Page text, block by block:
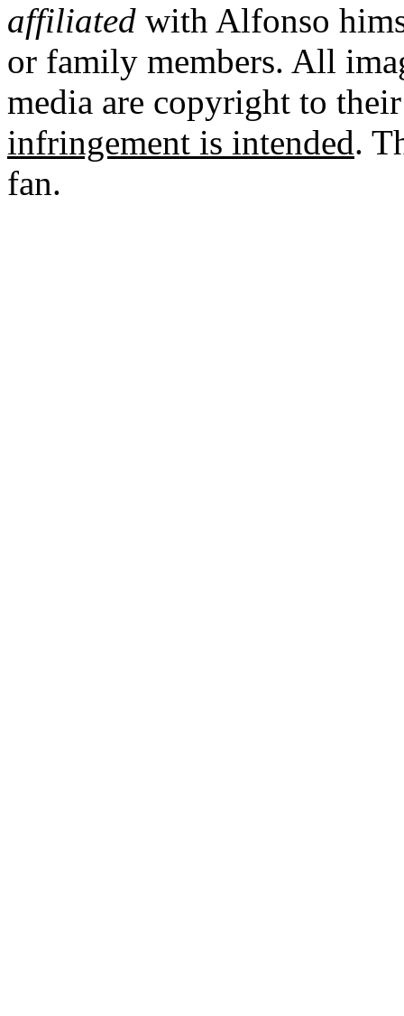
affiliated with Alfonso
or family members. All
media are copyright to
infringement is intended.
fan.